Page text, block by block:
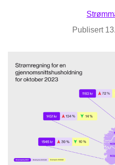
Publisert